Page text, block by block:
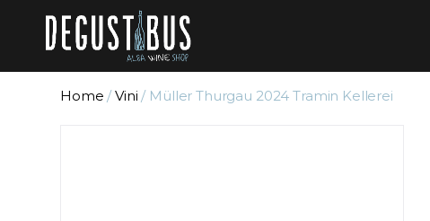
Home /Vini / Müller Thurgau 2024 Tramin Kellerei